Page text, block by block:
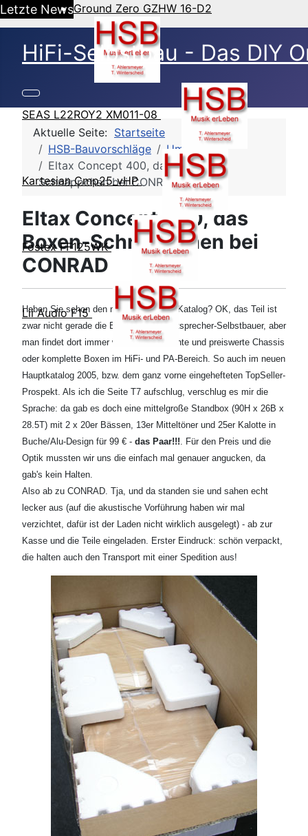
Letzte NewsGround Zero GZHW 16-D2
SEAS L22ROY2 XM011-08
Kartesian Cmp25_vHP
Fostex FF125WK
Lii Audio F15
HiFi-Selbstbau - Das DIY
Aktuelle Seite: Startseite
HSB-Bauvorschläge
Umbauten
Eltax Concept 400, das Boxen-
Schnäppchen bei CONRAD
Eltax Concept 400, das
Boxen-Schnäppchen bei
CONRAD
Haben Sie schon den neuen CONRAD-Katalog? OK, das Teil ist
zwar nicht gerade die Bibel für den Lautsprecher-Selbstbauer, aber
man findet dort immer wieder interessante und preiswerte Chassis
oder komplette Boxen im HiFi- und PA-Bereich. So auch im neuen
Hauptkatalog 2005, bzw. dem ganz vorne eingehefteten TopSeller-
Prospekt. Als ich die Seite T7 aufschlug, verschlug es mir die
Sprache: da gab es doch eine mittelgroße Standbox (90H x 26B x
28.5T) mit 2 x 20er Bässen, 13er Mitteltöner und 25er Kalotte in
Buche/Alu-Design für 99 € - das Paar!!!. Für den Preis und die
Optik mussten wir uns die einfach mal genauer angucken, da
gab's kein Halten.
Also ab zu CONRAD. Tja, und da standen sie und sahen echt
lecker aus (auf die akustische Vorführung haben wir mal
verzichtet, dafür ist der Laden nicht wirklich ausgelegt) - ab zur
Kasse und die Teile eingeladen. Erster Eindruck: schön verpackt,
die halten auch den Transport mit einer Spedition aus!